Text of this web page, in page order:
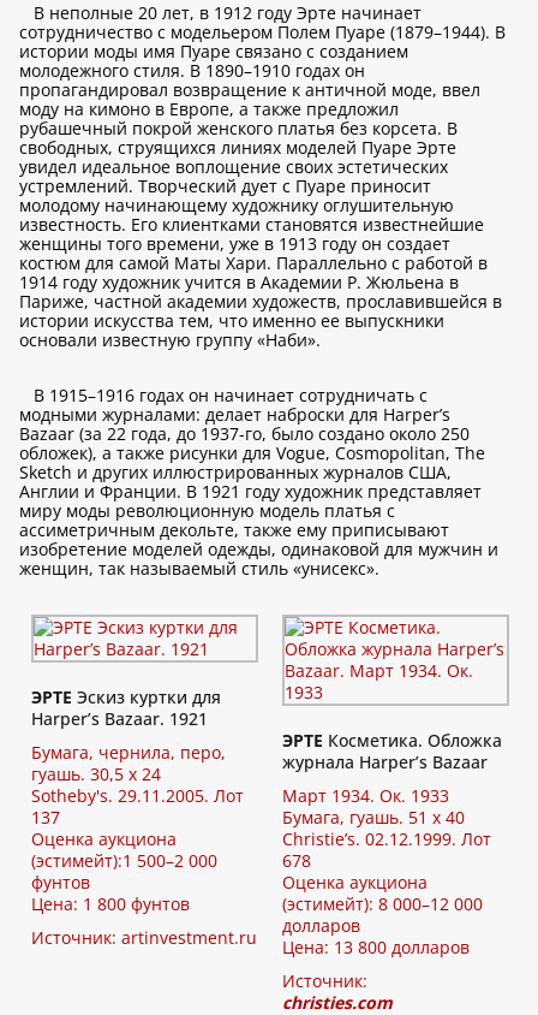
В неполные 20 лет, в 1912 году Эрте начинает
сотрудничество с модельером Полем Пуаре (1879–1944). В
истории моды имя Пуаре связано с созданием
молодежного стиля. В 1890–1910 годах он
пропагандировал возвращение к античной моде, ввел
моду на кимоно в Европе, а также предложил
рубашечный покрой женского платья без корсета. В
свободных, струящихся линиях моделей Пуаре Эрте
увидел идеальное воплощение своих эстетических
устремлений. Творческий дует с Пуаре приносит
молодому начинающему художнику оглушительную
известность. Его клиентками становятся известнейшие
женщины того времени, уже в 1913 году он создает
костюм для самой Маты Хари. Параллельно с работой в
1914 году художник учится в Академии Р. Жюльена в
Париже, частной академии художеств, прославившейся в
истории искусства тем, что именно ее выпускники
основали известную группу «Наби».
В 1915–1916 годах он начинает сотрудничать с
модными журналами: делает наброски для Harper’s
Bazaar (за 22 года, до 1937-го, было создано около 250
обложек), а также рисунки для Vogue, Cosmopolitan, The
Sketch и других иллюстрированных журналов США,
Англии и Франции. В 1921 году художник представляет
миру моды революционную модель платья с
ассиметричным декольте, также ему приписывают
изобретение моделей одежды, одинаковой для мужчин и
женщин, так называемый стиль «унисекс».
ЭРТЕ Эскиз куртки для
Harper’s Bazaar. 1921
Бумага, чернила, перо,
гуашь. 30,5 x 24
Sotheby's. 29.11.2005. Лот
137
Оценка аукциона
(эстимейт):1 500–2 000
фунтов
Цена: 1 800 фунтов
Источник: artinvestment.ru
ЭРТЕ Косметика. Обложка
журнала Harper’s Bazaar
Март 1934. Ок. 1933
Бумага, гуашь. 51 x 40
Christie’s. 02.12.1999. Лот
678
Оценка аукциона
(эстимейт): 8 000–12 000
долларов
Цена: 13 800 долларов
Источник:
christies.com